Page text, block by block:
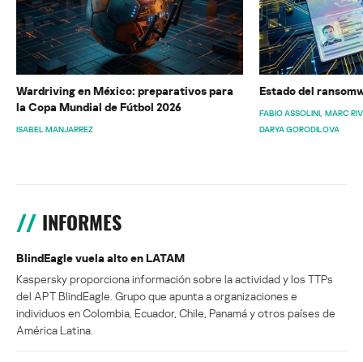
Wardriving en México: preparativos para
la Copa Mundial de Fútbol 2026
ISABEL MANJARREZ
Estado del
FABIO ASSOLINI MARC
DARYA GORODILOVA
INFORMES
BlindEagle vuela alto en LATAM
Kaspersky proporciona información sobre la actividad y los TTPs
del APT BlindEagle. Grupo que apunta a organizaciones e
individuos en Colombia, Ecuador, Chile, Panamá y otros países de
América Latina.